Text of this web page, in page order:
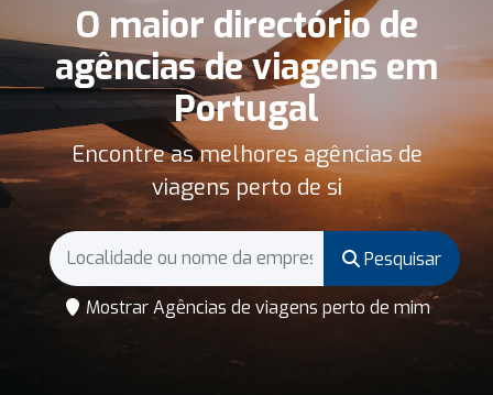
O maior directório de
agências de viagens em
Portugal
Encontre as melhores agências de
viagens perto de si
Pesquisar
Mostrar Agências de viagens perto de mim